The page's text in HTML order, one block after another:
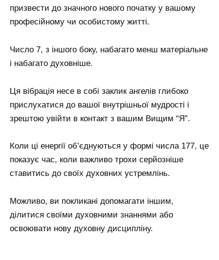
призвести до значного нового початку у вашому
професійному чи особистому житті.
Число 7, з іншого боку, набагато менш матеріальне
і набагато духовніше.
Ця вібрація несе в собі заклик ангелів глибоко
прислухатися до вашої внутрішньої мудрості і
зрештою увійти в контакт з вашим Вищим “Я”.
Коли ці енергії об’єднуються у формі числа 177, це
показує час, коли важливо трохи серйозніше
ставитись до своїх духовних устремлінь.
Можливо, ви покликані допомагати іншим,
ділитися своїми духовними знаннями або
освоювати нову духовну дисципліну.